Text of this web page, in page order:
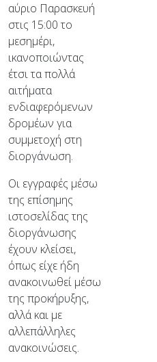
αύριο Παρασκευή
στις 15:00 το
μεσημέρι,
ικανοποιώντας
έτσι τα πολλά
αιτήματα
ενδιαφερόμενων
δρομέων για
συμμετοχή στη
διοργάνωση.
Οι εγγραφές μέσω
της επίσημης
ιστοσελίδας της
διοργάνωσης
έχουν κλείσει,
όπως είχε ήδη
ανακοινωθεί μέσω
της προκήρυξης,
αλλά και με
αλλεπάλληλες
ανακοινώσεις.